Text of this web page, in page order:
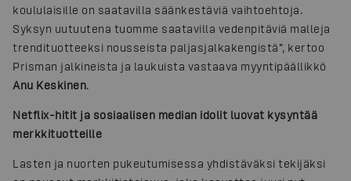
koululaisille on saatavilla säänkestäviä vaihtoehtoja.
Syksyn uutuutena tuomme saatavilla vedenpitäviä malleja
trendituotteeksi nousseista paljasjalkakengistä”, kertoo
Prisman jalkineista ja laukuista vastaava myyntipäällikkö
Anu Keskinen.
Netflix-hitit ja sosiaalisen median idolit luovat kysyntää
merkkituotteille
Lasten ja nuorten pukeutumisessa yhdistäväksi tekijäksi